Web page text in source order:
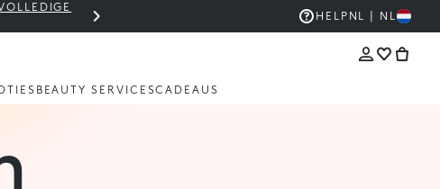
THE KIKO SALE: TOT -50%
HELP NL | NL
BEAUTY SERVICESCADEAUS